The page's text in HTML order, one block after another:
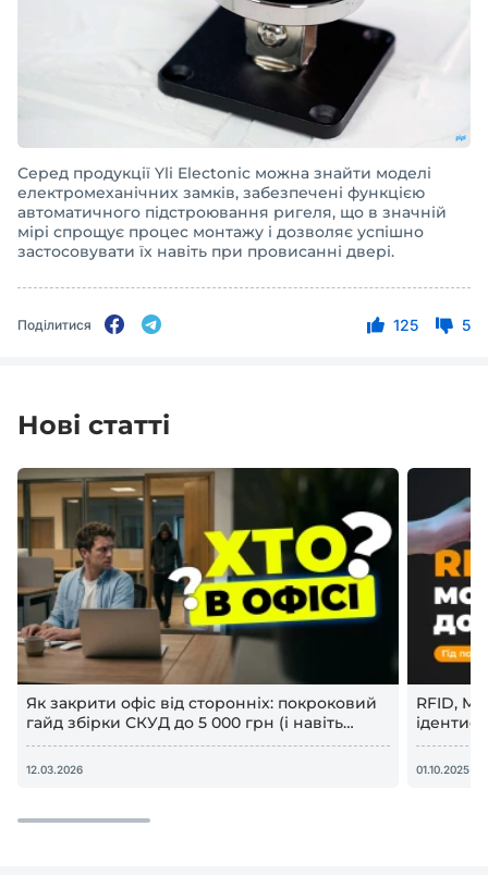
Серед продукції Yli Electonic можна знайти моделі
електромеханічних замків, забезпечені функцією
автоматичного підстроювання ригеля, що в значній
мірі спрощує процес монтажу і дозволяє успішно
застосовувати їх навіть при провисанні двері.
Поділитися 125 5
Нові статті
Як закрити офіс від сторонніх: покроковий
гайд збірки СКУД до 5 000 грн (і навіть
дешевше)
12.03.2026
RFID,
доступу?
01.10.2025